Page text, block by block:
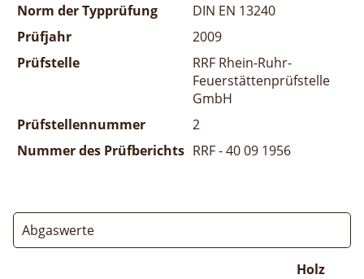
Norm der Typprüfung
DIN EN 13240
Prüfjahr
2009
Prüfstelle
RRF Rhein-Ruhr-
Feuerstättenprüfstelle
GmbH
Prüfstellennummer
2
Nummer des Prüfberichts RRF - 40 09 1956
Abgaswerte
Holz